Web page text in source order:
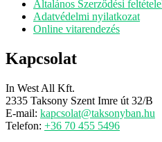
Általános Szerződési
Adatvédelmi nyilatkozat
Online vitarendezés
Kapcsolat
In West All Kft.
2335 Taksony Szent Imre út 32/B
E-mail: kapcsolat@taksonyban.hu
Telefon: +36 70 455 5496